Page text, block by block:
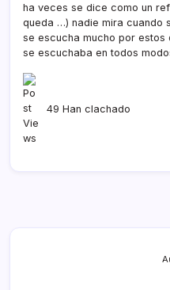
ha veces se dice como un
queda …) nadie mira cuando
se escucha mucho por
se escuchaba en todos
49 Han clachado